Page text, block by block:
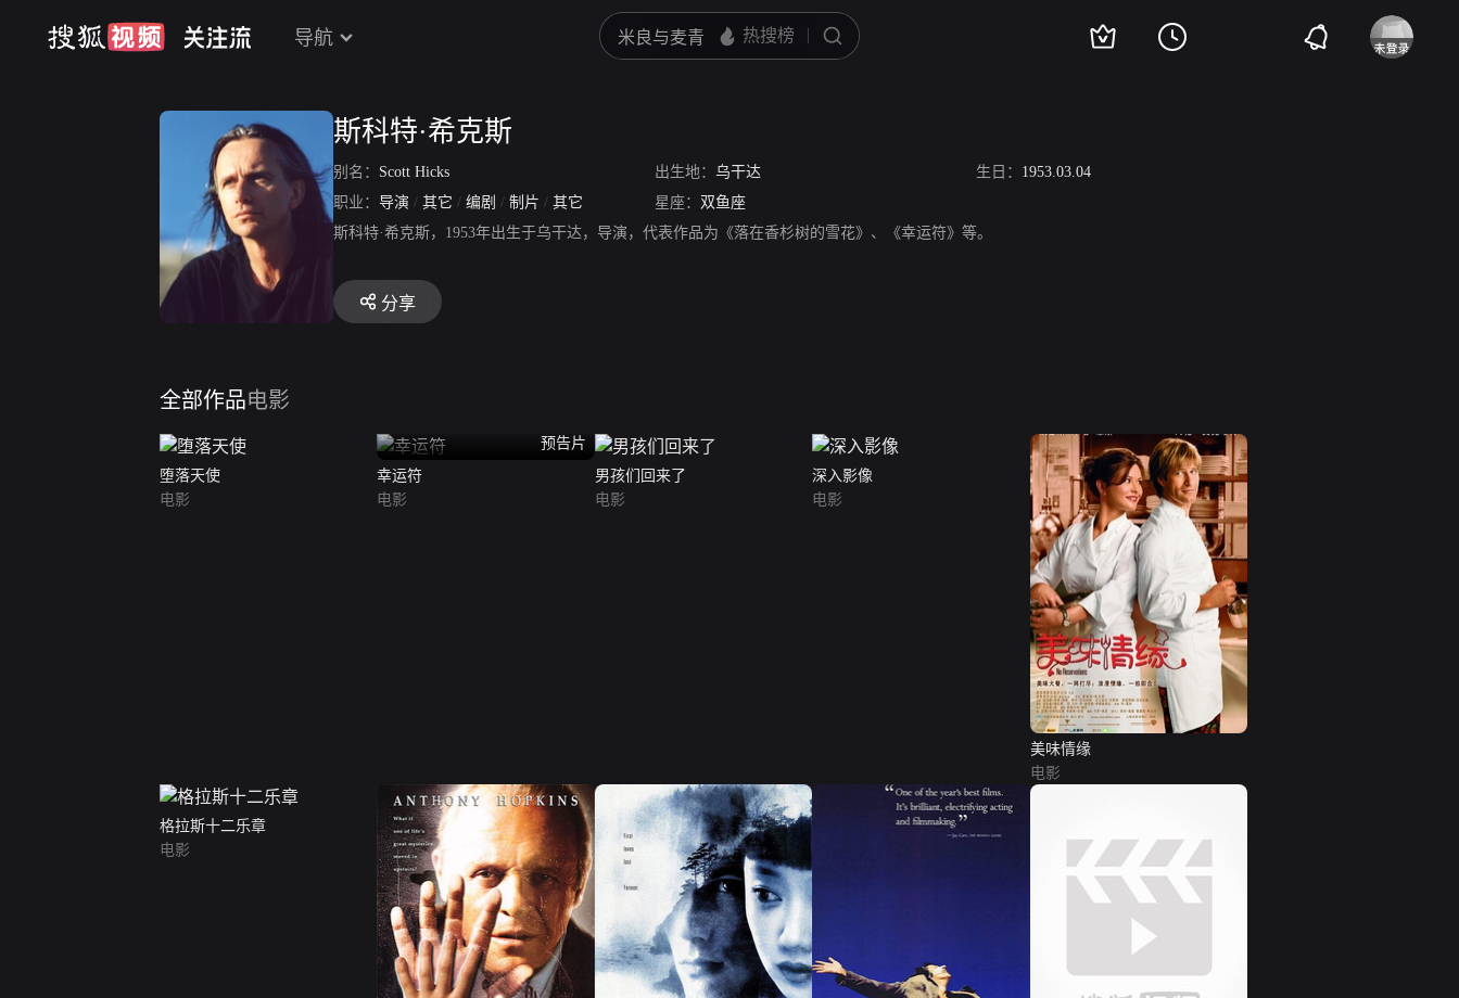
导航
斯科特·希克斯
别名： Scott Hicks 出生地： 乌干达 生日： 1953.03.04
职业： 导演 / 其它 / 编剧 / 制片 / 其它 星座： 双鱼座
斯科特·希克斯，1953年出生于乌干达，导演，代表作品为《落在香杉树的雪花》、《幸运符》等。
分享
全部作品电影
堕落天使
电影
预告片
幸运符
电影
男孩们回来了
电影
深入影像
电影
美味情缘
电影
格拉斯十二乐章
电影